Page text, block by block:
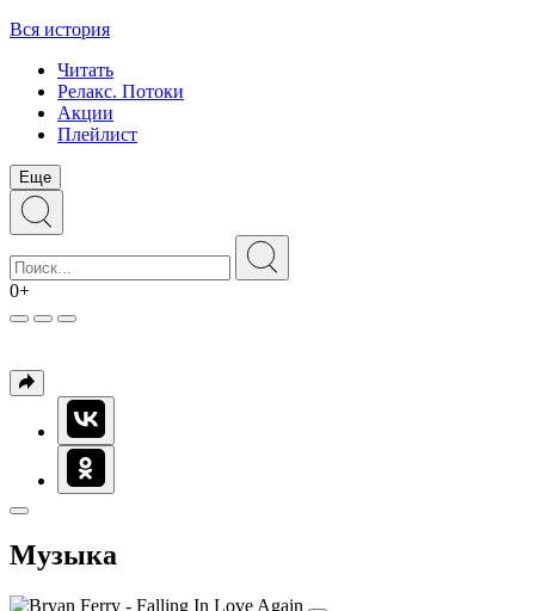
Вся история
Читать
Релакс. Потоки
Акции
Плейлист
Еще
0+
Музыка